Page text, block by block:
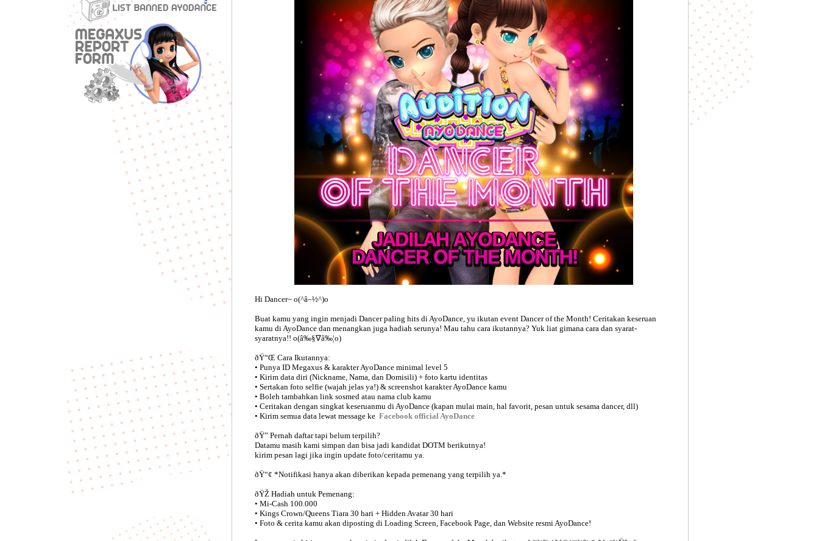
Hi Dancer~ o(^â–½^)o
Buat kamu yang ingin menjadi Dancer paling hits di AyoDance, yu ikutan event Dancer of the Month! Ceritakan keseruan
kamu di AyoDance dan menangkan juga hadiah serunya! Mau tahu cara ikutannya? Yuk liat gimana cara dan syarat-
syaratnya!! o(â‰§∇â‰¦o)
ðŸ“Œ Cara Ikutannya:
• Punya ID Megaxus & karakter AyoDance minimal level 5
• Kirim data diri (Nickname, Nama, dan Domisili) + foto kartu identitas
• Sertakan foto selfie (wajah jelas ya!) & screenshot karakter AyoDance kamu
• Boleh tambahkan link sosmed atau nama club kamu
• Ceritakan dengan singkat keseruanmu di AyoDance (kapan mulai main, hal favorit, pesan untuk sesama dancer, dll)
• Kirim semua data lewat message ke Facebook official AyoDance
ðŸ” Pernah daftar tapi belum terpilih?
Datamu masih kami simpan dan bisa jadi kandidat DOTM berikutnya!
kirim pesan lagi jika ingin update foto/ceritamu ya.
ðŸ“¢ *Notifikasi hanya akan diberikan kepada pemenang yang terpilih ya.*
ðŸŽ Hadiah untuk Pemenang:
• Mi-Cash 100.000
• Kings Crown/Queens Tiara 30 hari + Hidden Avatar 30 hari
• Foto & cerita kamu akan diposting di Loading Screen, Facebook Page, dan Website resmi AyoDance!